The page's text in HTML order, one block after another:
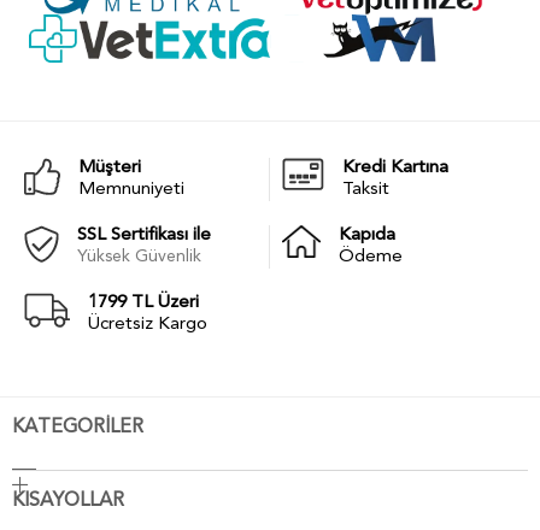
Müşteri
Memnuniyeti
Kredi Kartına
Taksit
SSL Sertifikası ile
Yüksek Güvenlik
Kapıda
Ödeme
1799 TL Üzeri
Ücretsiz Kargo
KATEGORİLER
KISAYOLLAR